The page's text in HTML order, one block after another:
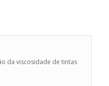
da viscosidade de tintas